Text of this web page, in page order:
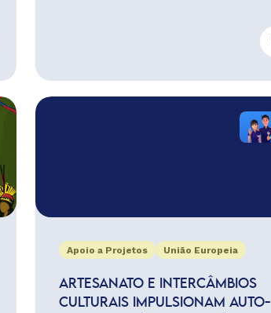
Apoio a Projetos União Europeia
ARTESANATO E INTERCÂMBIOS
CULTURAIS IMPULSIONAM AUTO-